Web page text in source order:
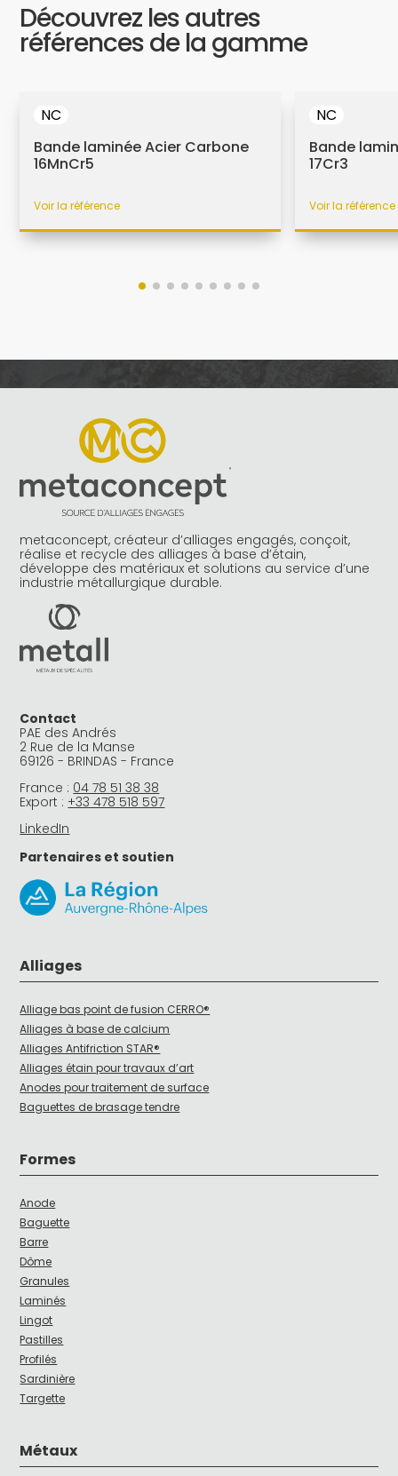
Découvrez les autres
références de la gamme
NC
Bande laminée Acier Carbone
16MnCr5
Voir la référence
NC
Bande
17Cr3
Voir la référence
metaconcept, créateur d’alliages engagés, conçoit,
réalise et recycle des alliages à base d’étain,
développe des matériaux et solutions au service d’une
industrie métallurgique durable.
Contact
PAE des Andrés
2 Rue de la Manse
69126 - BRINDAS - France
France : 04 78 51 38 38
Export : +33 478 518 597
LinkedIn
Partenaires et soutien
Alliages
Alliage bas point de fusion CERRO®
Alliages à base de calcium
Alliages Antifriction STAR®
Alliages étain pour travaux d’art
Anodes pour traitement de surface
Baguettes de brasage tendre
Formes
Anode
Baguette
Barre
Dôme
Granules
Laminés
Lingot
Pastilles
Profilés
Sardinière
Targette
Métaux